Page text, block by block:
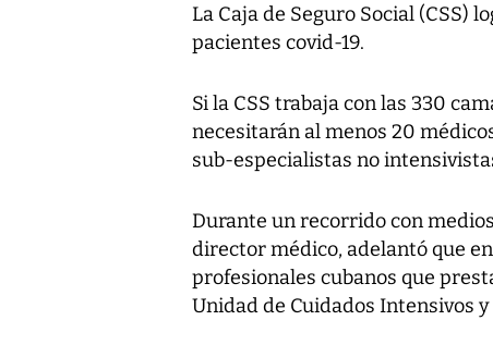
La Caja de Seguro Social (CSS)
pacientes covid-19.
Si la CSS trabaja con las 330
necesitarán al menos 20
sub-especialistas no
Durante un recorrido con
director médico, adelantó que
profesionales cubanos que
Unidad de Cuidados Intensivos